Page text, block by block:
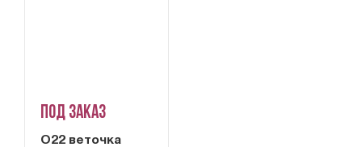
Под заказ
О22 веточка